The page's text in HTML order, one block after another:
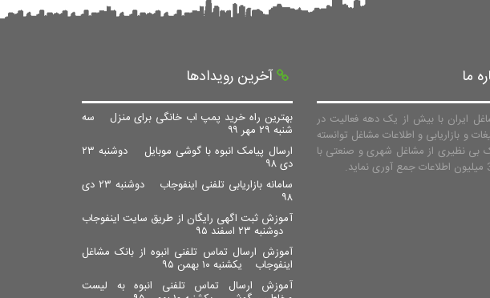
ما
ایران با بیش از یک دهه فعالیت در
و بازاریابی و اطلاعات مشاغل توانسته
بی نظیری از مشاغل شهری و صنعتی با
آخرین رویدادها
بهترین راه خرید پمپ اب خانگی برای منزل سه
شنبه ۲۹ مهر ۹۹
ارسال پیامک انبوه با گوشی موبایل
دوشنبه ۲۳
دی ۹۸
سامانه بازاریابی تلفنی اینفوجاب
دوشنبه ۲۳ دی
۹۸
آموزش ثبت اگهی رایگان از طریق سایت اینفوجاب
دوشنبه ۲۳ اسفند ۹۵
آموزش ارسال تماس تلفنی انبوه از بانک مشاغل
اینفوجاب یکشنبه ۱۰ بهمن ۹۵
آموزش ارسال تماس تلفنی انبوه به لیست